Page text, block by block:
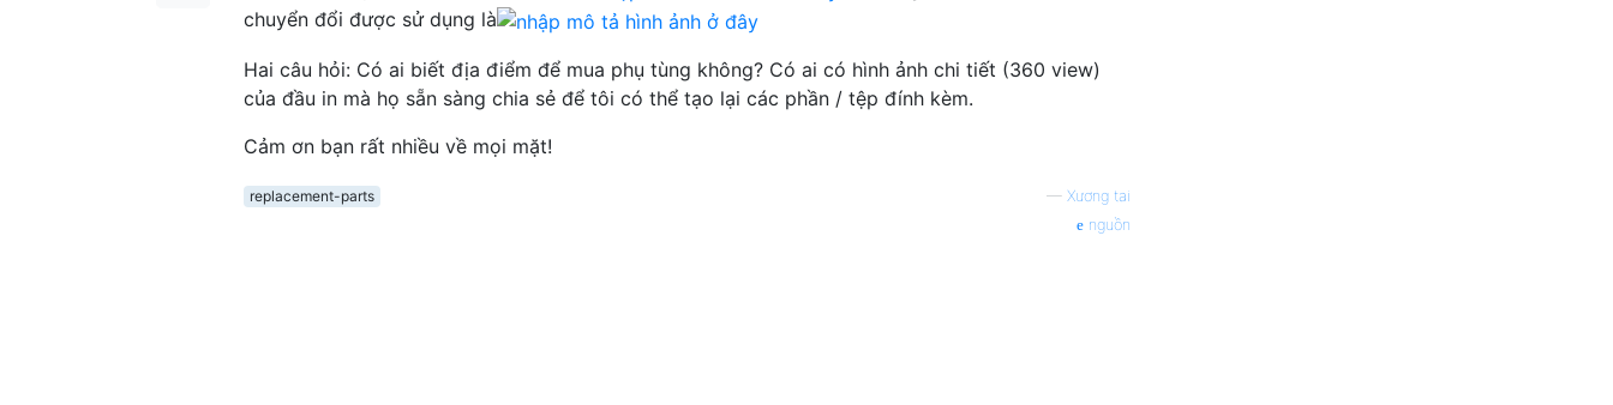
chuyển đổi được sử dụng là
Hai câu hỏi: Có ai biết địa điểm để mua phụ tùng không? Có ai có hình ảnh chi tiết (360 view)
của đầu in mà họ sẵn sàng chia sẻ để tôi có thể tạo lại các phần / tệp đính kèm.
Cảm ơn bạn rất nhiều về mọi mặt!
replacement-parts — Xương tai
nguồn